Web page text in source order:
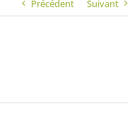
Précédent Suivant